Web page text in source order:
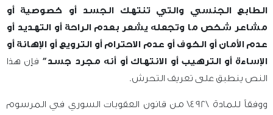
الطابع الجنسي والتي تنتهك الجسد أو خصوصية أو
مشاعر شخص ما وتجعله يشعر بعدم الراحة أو التهديد أو
عدم الأمان أو الخوف أو عدم الاحترام أو الترويع أو الإهانة أو
الإساءة أو الترهيب أو الانتهاك أو أنه مجرد جسد”فإن هذا
النص ينطبق على تعريف التحرش.
ووفقاً للمادة \492\ من قانون العقوبات السوري في المرسوم